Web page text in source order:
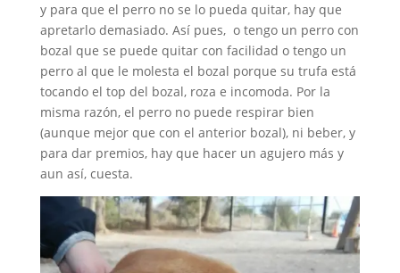
y para que el perro no se lo pueda quitar, hay que
apretarlo demasiado. Así pues, o tengo un perro con
bozal que se puede quitar con facilidad o tengo un
perro al que le molesta el bozal porque su trufa está
tocando el top del bozal, roza e incomoda. Por la
misma razón, el perro no puede respirar bien
(aunque mejor que con el anterior bozal), ni beber, y
para dar premios, hay que hacer un agujero más y
aun así, cuesta.